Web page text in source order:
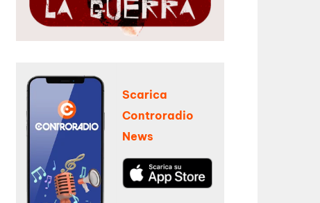
Scarica
Controradio
News